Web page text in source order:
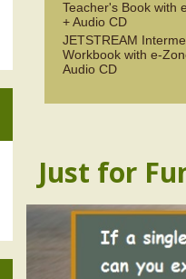
Teacher's Book with
+ Audio CD
JETSTREAM
Workbook with e-
Audio CD
Just for